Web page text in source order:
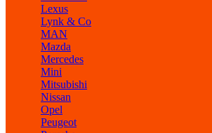
Lexus
Lynk & Co
MAN
Mazda
Mercedes
Mini
Mitsubishi
Nissan
Opel
Peugeot